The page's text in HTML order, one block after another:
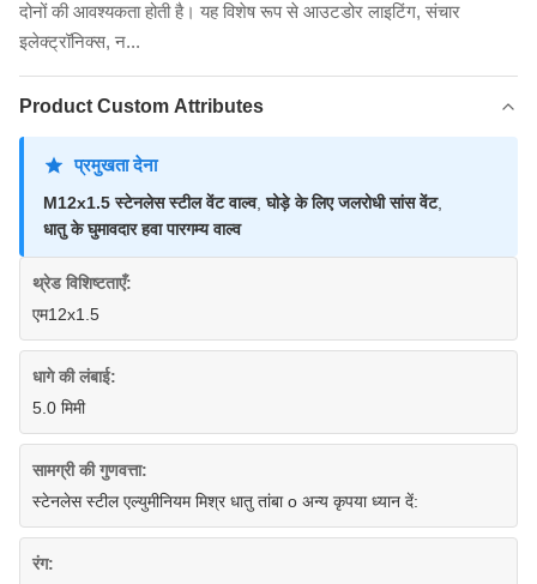
दोनों की आवश्यकता होती है। यह विशेष रूप से आउटडोर लाइटिंग, संचार
इलेक्ट्रॉनिक्स, न...
Product Custom Attributes
प्रमुखता देना
M12x1.5 स्टेनलेस स्टील वेंट वाल्व,घोड़े के लिए जलरोधी सांस वेंट,
धातु के घुमावदार हवा पारगम्य वाल्व
थ्रेड विशिष्टताएँ:
एम12x1.5
धागे की लंबाई:
5.0 मिमी
सामग्री की गुणवत्ता:
स्टेनलेस स्टील एल्युमीनियम मिश्र धातु तांबा o अन्य कृपया ध्यान दें:
रंग: